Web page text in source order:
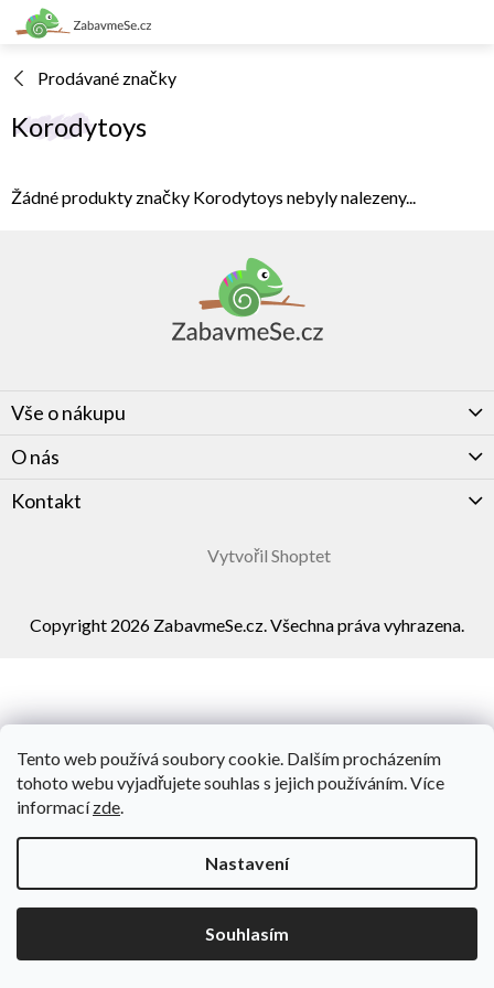
Tento web používá soubory cookie. Dalším procházením
tohoto webu vyjadřujete souhlas s jejich používáním. Více
informacízde.
Nastavení
Souhlasím
Přejít
na
Prodávané značky
Korodytoys
Žádné produkty značky Korodytoys nebyly nalezeny...
Vše o nákupu
O nás
Kontakt
Vytvořil Shoptet
Copyright 2026 ZabavmeSe.cz. Všechna práva vyhrazena.